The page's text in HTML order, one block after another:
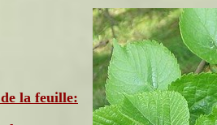
la feuille: